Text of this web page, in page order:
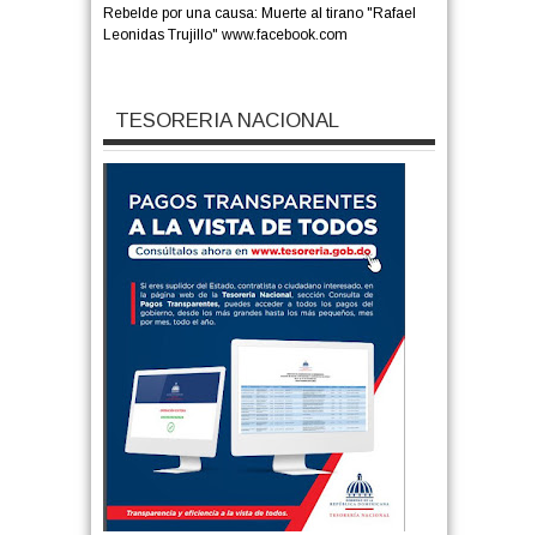
Rebelde por una causa: Muerte al tirano "Rafael
Leonidas Trujillo" www.facebook.com
TESORERIA NACIONAL